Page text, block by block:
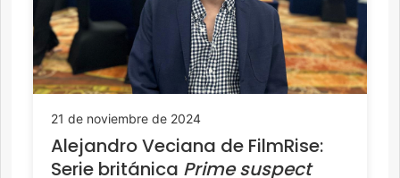
21 de noviembre de 2024
Alejandro Veciana de FilmRise:
Serie británica Prime suspect